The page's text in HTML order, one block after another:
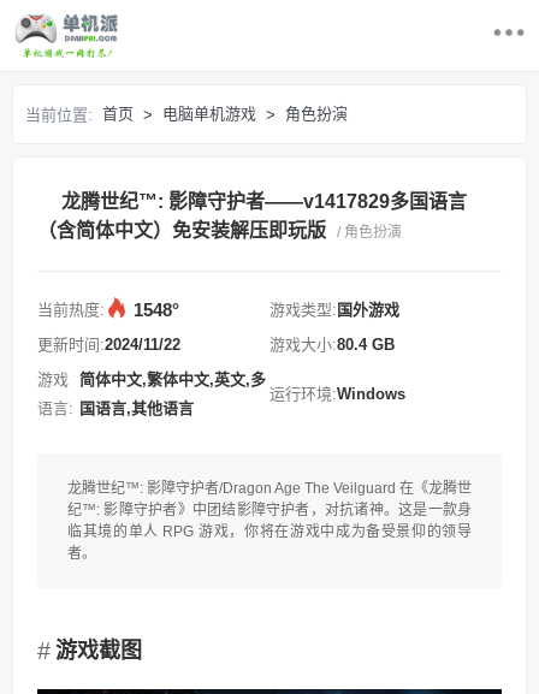
首页
电脑单机游戏
求游戏
登录/注册
当前位置: 首页 > 电脑单机游戏 > 角色扮演
龙腾世纪™: 影障守护者——v1417829多国语言
（含简体中文）免安装解压即玩版
/ 角色扮演
当前热度: 1548° 游戏类型: 国外游戏
更新时间:2024/11/22 游戏大小:80.4 GB
游戏
语言:
简体中文,繁体中文,英文,多
国语言,其他语言
运行环境:Windows
龙腾世纪™: 影障守护者/Dragon Age The Veilguard 在《龙腾世
纪™: 影障守护者》中团结影障守护者，对抗诸神。这是一款身
临其境的单人 RPG 游戏，你将在游戏中成为备受景仰的领导
者。
游戏截图